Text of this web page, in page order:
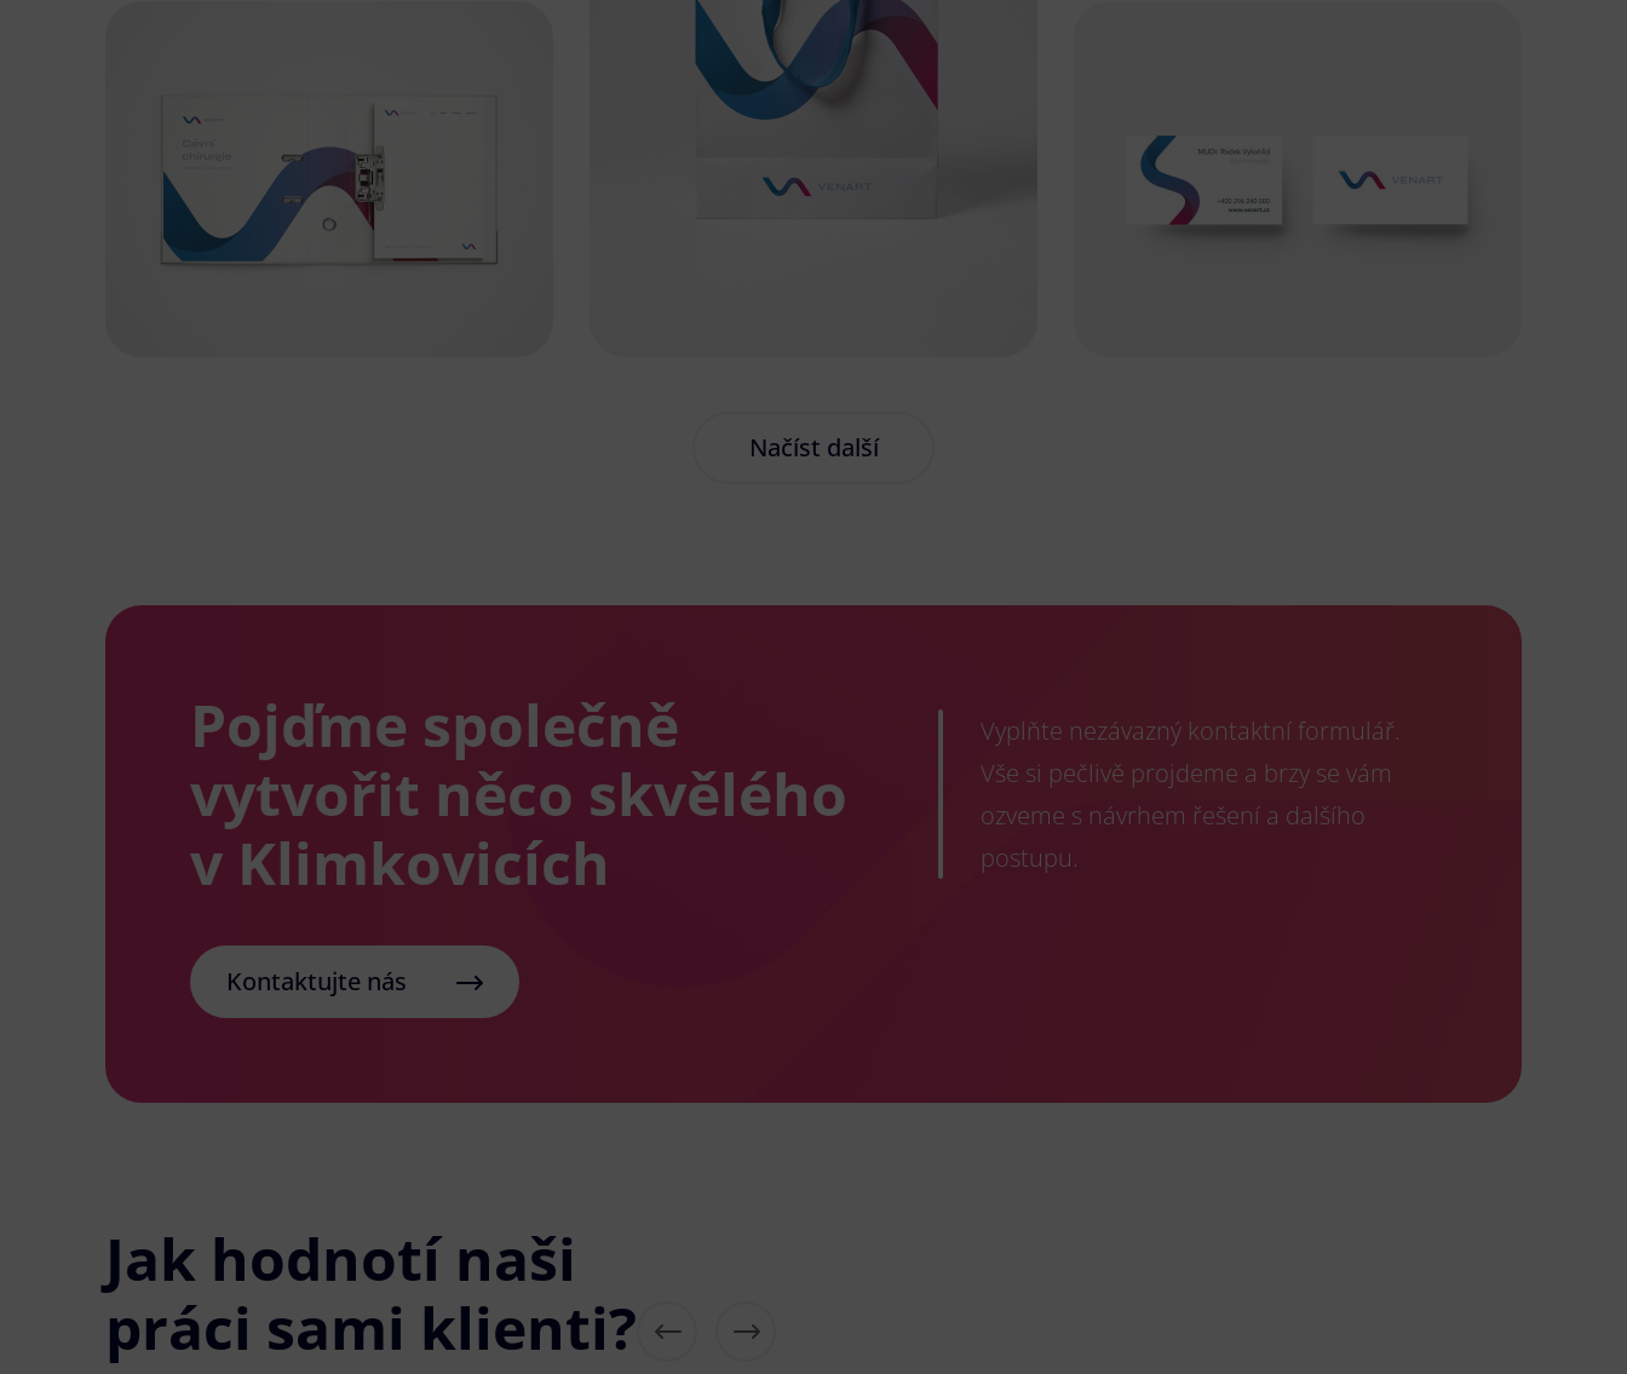
Načíst další
Pojďme společně
vytvořit něco skvělého
v Klimkovicích
Vyplňte nezávazný kontaktní formulář.
Vše si pečlivě projdeme a brzy se vám
ozveme s návrhem řešení a dalšího
postupu.
Kontaktujte nás
Jak hodnotí naši
práci sami klienti?